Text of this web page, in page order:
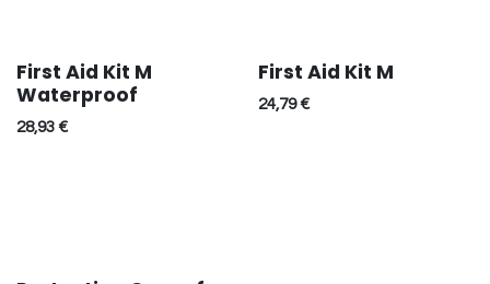
First Aid Kit M
Waterproof
28,93 €
First Aid Kit M
24,79€